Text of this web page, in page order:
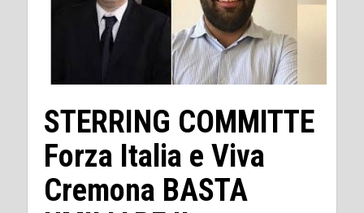
STERRING COMMITTE
Forza Italia e Viva
Cremona BASTA